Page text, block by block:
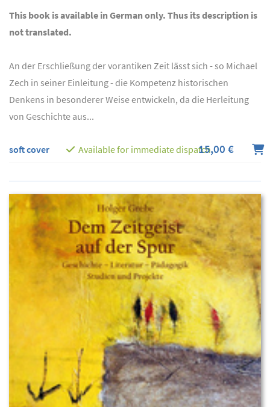
This book is available in German only. Thus its description is
not translated.
An der Erschließung der vorantiken Zeit lässt sich - so Michael
Zech in seiner Einleitung - die Kompetenz historischen
Denkens in besonderer Weise entwickeln, da die Herleitung
von Geschichte aus...
soft cover Available for immediate dispatch15,00 €